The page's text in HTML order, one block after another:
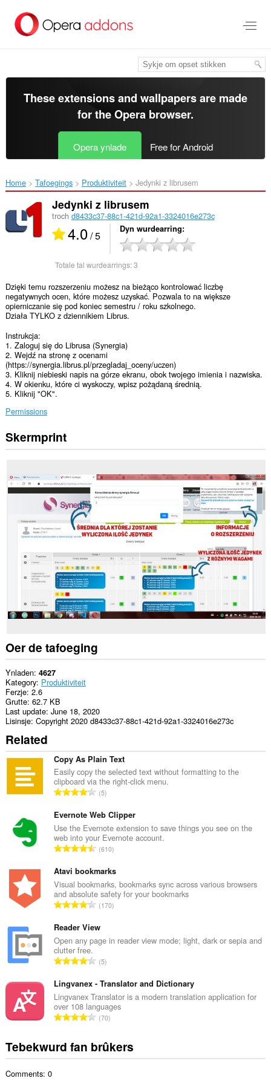
haad
These extensions and wallpapers are made
for theOpera browser.
Opera ynlade Free for Android
Home Tafoegings Produktiviteit Jedynki z librusem‎
Jedynki z librusem
troch d8433c37-88c1-421d-92a1-3324016e273c
4.0/ 5 Dyn wurdearring
Totale tal wurdearrings:3
Dzięki temu rozszerzeniu możesz na bieżąco kontrolować liczbę
negatywnych ocen, które możesz uzyskać. Pozwala to na większe
opierniczanie się pod koniec semestru / roku szkolnego.
Działa TYLKO z dziennikiem Librus.
Instrukcja:
1. Zaloguj się do Librusa (Synergia)
2. Wejdź na stronę z ocenami
(https://synergia.librus.pl/przegladaj_oceny/uczen)
3. Kliknij niebieski napis na górze ekranu, obok twojego imienia i nazwiska.
4. W okienku, które ci wyskoczy, wpisz pożądaną średnią.
5. Kliknij "OK".
Permissions
Dizze
tafoeging
ha
ta
jo
guon
websteeën.
Skermprint
Oer de tafoeging
Ynladen 4627
Kategory Produktiviteit
Ferzje 2.6
Grutte 62.7 KB
Last update June 18, 2020
Lisinsje Copyright 2020 d8433c37-88c1-421d-92a1-3324016e273c
Related
Copy As Plain Text
Easily copy the selected text without formatting to the
clipboard via the right-click menu.
T
t
a
l
e
a
l
w
u
r
d
e
a
r
i
n
g
:
5
Evernote Web Clipper
Use the Evernote extension to save things you see on the
web into your Evernote account.
T
t
a
l
e
a
l
w
u
r
d
e
a
r
i
610
Atavi bookmarks
Visual bookmarks, bookmarks sync across various browsers
and absolute safety for your bookmarks
T
t
a
e
a
l
w
u
d
e
170
Reader View
Open any page in reader view mode; light, dark or sepia and
clutter free.
T
t
a
l
e
a
l
5
Lingvanex - Translator and Dictionary
Lingvanex Translator is a modern translation application for
over 108 languages
T
a
70
Tebekwurd fan brûkers
Comments: 0